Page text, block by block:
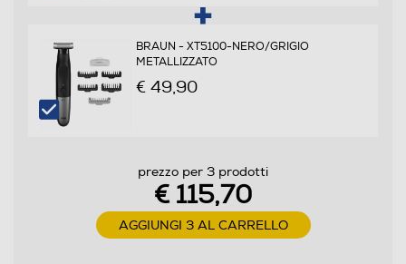
Autolubrificazione lame
Custodia
Accessori in dotazione
Ilagliacapelli senza filo con protezione della lama; 3
BRAUN - XT5100-NERO/GRIGIO
METALLIZZATO
€ 49,90
prezzo per 3 prodotti
€ 115,70
AGGIUNGI 3 AL CARRELLO